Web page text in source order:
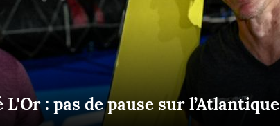
: pas de pause sur l’Atlantique